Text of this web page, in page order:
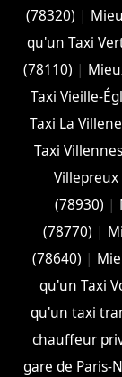
(78320) |
qu'un Taxi
(78110) |
Taxi Vieille-
Taxi La
Taxi
Villepreux
(78930) |
(78770) |
(78640) |
qu'un Taxi
qu'un taxi
chauffeur
gare de Paris-